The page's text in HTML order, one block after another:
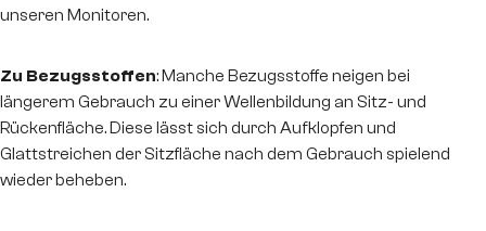
unseren Monitoren.
Zu Bezugsstoffen: Manche Bezugsstoffe neigen bei
längerem Gebrauch zu einer Wellenbildung an Sitz- und
Rückenfläche. Diese lässt sich durch Aufklopfen und
Glattstreichen der Sitzfläche nach dem Gebrauch spielend
wieder beheben.